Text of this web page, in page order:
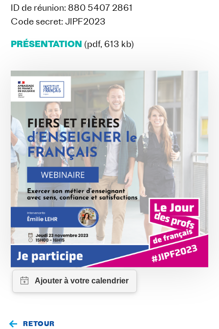
ID de réunion: 880 5407 2861
Code secret: JIPF2023
PRÉSENTATION (pdf, 613 kb)
RETOUR